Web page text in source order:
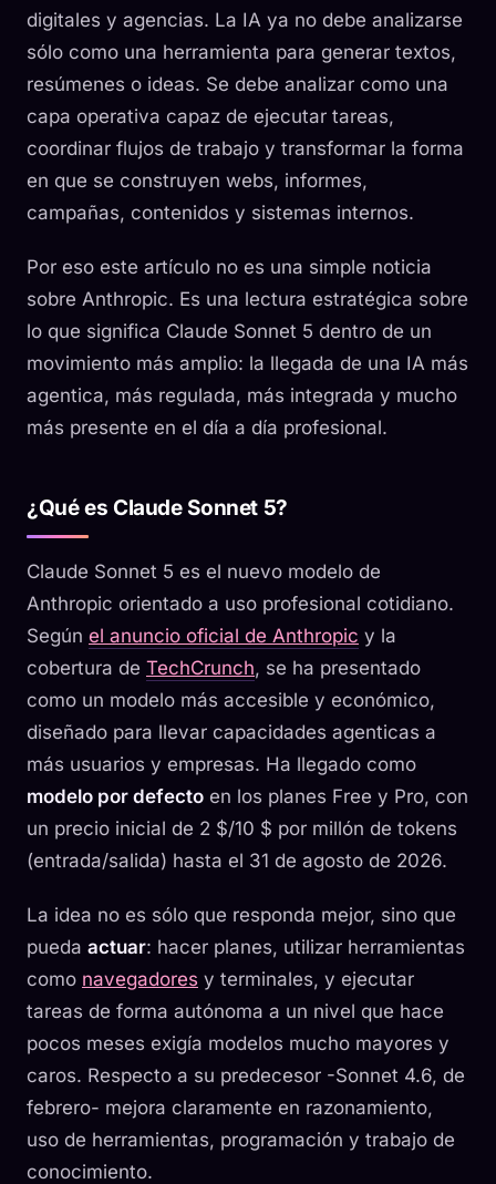
digitales y agencias. La IA ya no debe analizarse
sólo como una herramienta para generar textos,
resúmenes o ideas. Se debe analizar como una
capa operativa capaz de ejecutar tareas,
coordinar flujos de trabajo y transformar la forma
en que se construyen webs, informes,
campañas, contenidos y sistemas internos.
Por eso este artículo no es una simple noticia
sobre Anthropic. Es una lectura estratégica sobre
lo que significa Claude Sonnet 5 dentro de un
movimiento más amplio: la llegada de una IA más
agentica, más regulada, más integrada y mucho
más presente en el día a día profesional.
¿Qué es Claude Sonnet 5?
Claude Sonnet 5 es el nuevo modelo de
Anthropic orientado a uso profesional cotidiano.
Según el anuncio oficial de Anthropic y la
cobertura de TechCrunch, se ha presentado
como un modelo más accesible y económico,
diseñado para llevar capacidades agenticas a
más usuarios y empresas. Ha llegado como
modelo por defecto en los planes Free y Pro, con
un precio inicial de 2 $/10 $ por millón de tokens
(entrada/salida) hasta el 31 de agosto de 2026.
La idea no es sólo que responda mejor, sino que
pueda actuar: hacer planes, utilizar herramientas
como navegadores y terminales, y ejecutar
tareas de forma autónoma a un nivel que hace
pocos meses exigía modelos mucho mayores y
caros. Respecto a su predecesor -Sonnet 4.6, de
febrero- mejora claramente en razonamiento,
uso de herramientas, programación y trabajo de
conocimiento.